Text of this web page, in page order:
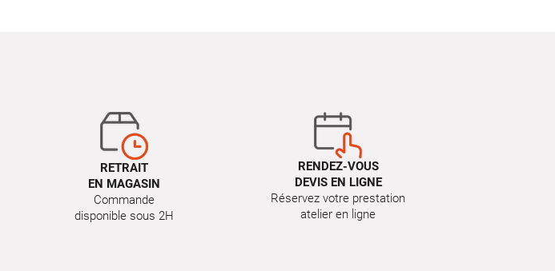
RETRAIT
EN MAGASIN
Commande
disponible sous 2H
RENDEZ-VOUS
DEVIS EN LIGNE
Réservez votre prestation
atelier en ligne